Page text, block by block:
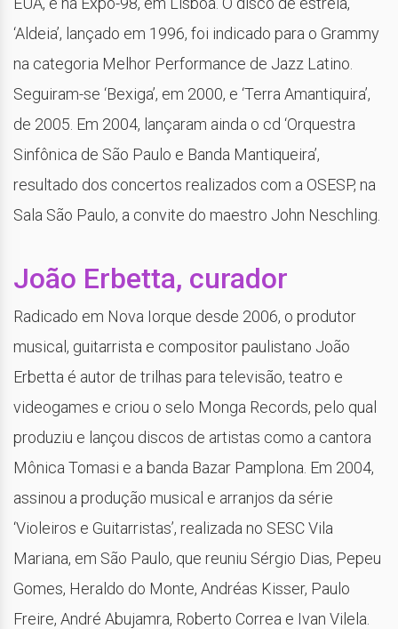
‘Aldeia’, lançado em 1996, foi indicado para o Grammy
na categoria Melhor Performance de Jazz Latino.
Seguiram-se ‘Bexiga’, em 2000, e ‘Terra Amantiquira’,
de 2005. Em 2004, lançaram ainda o cd ‘Orquestra
Sinfônica de São Paulo e Banda Mantiqueira’,
resultado dos concertos realizados com a OSESP, na
Sala São Paulo, a convite do maestro John Neschling.
João Erbetta, curador
Radicado em Nova Iorque desde 2006, o produtor
musical, guitarrista e compositor paulistano João
Erbetta é autor de trilhas para televisão, teatro e
videogames e criou o selo Monga Records, pelo qual
produziu e lançou discos de artistas como a cantora
Mônica Tomasi e a banda Bazar Pamplona. Em 2004,
assinou a produção musical e arranjos da série
‘Violeiros e Guitarristas’, realizada no SESC Vila
Mariana, em São Paulo, que reuniu Sérgio Dias, Pepeu
Gomes, Heraldo do Monte, Andréas Kisser, Paulo
Freire, André Abujamra, Roberto Correa e Ivan Vilela.